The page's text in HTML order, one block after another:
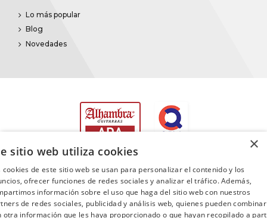
Lo más popular
Blog
Novedades
· Todos los derechos reservados
×
sitio web utiliza cookies
cookies de este sitio web se usan para personalizar el contenido y los
ofrecer funciones de redes sociales y analizar el tráfico. Además,
información sobre el uso que haga del sitio web con nuestros
de redes sociales, publicidad y análisis web, quienes pueden
otra información que les haya proporcionado o que hayan recopilado a